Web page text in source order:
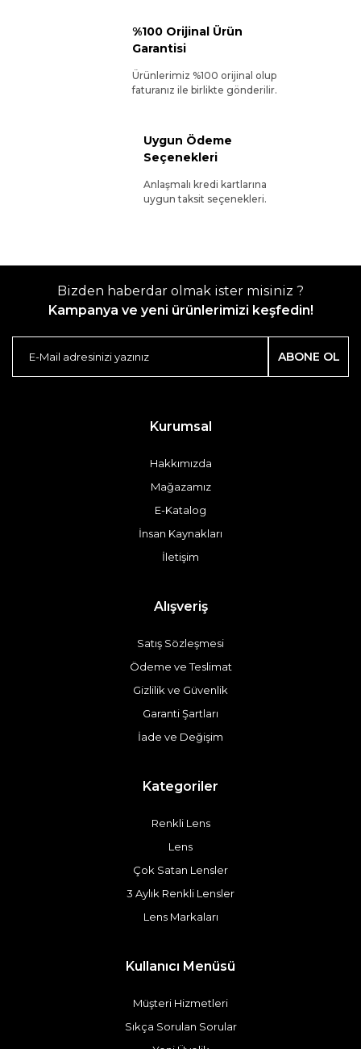
%100 Orijinal Ürün
Garantisi
Ürünlerimiz %100 orijinal olup
faturanız ile birlikte gönderilir.
Uygun Ödeme
Seçenekleri
Anlaşmalı kredi kartlarına
uygun taksit seçenekleri.
Bizden haberdar olmak ister misiniz ?
Kampanya ve yeni ürünlerimizi keşfedin!
ABONE OL
Kurumsal
Hakkımızda
Mağazamız
E-Katalog
İnsan Kaynakları
İletişim
Alışveriş
Satış Sözleşmesi
Ödeme ve Teslimat
Gizlilik ve Güvenlik
Garanti Şartları
İade ve Değişim
Kategoriler
Renkli Lens
Lens
Çok Satan Lensler
3 Aylık Renkli Lensler
Lens Markaları
Kullanıcı Menüsü
Müşteri Hizmetleri
Sıkça Sorulan Sorular